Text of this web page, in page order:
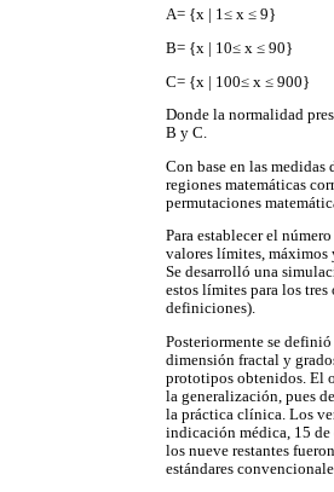
A= {x | 1≤ x ≤ 9}
B= {x | 10≤ x ≤ 90}
C= {x | 100≤ x ≤ 900}
Donde la normalidad
B y C.
Con base en las
regiones matemáticas
permutaciones
Para establecer el
valores límites, máximos
Se desarrolló una
estos límites para los
definiciones).
Posteriormente se
dimensión fractal y
prototipos obtenidos. El
la generalización, pues
la práctica clínica. Los
indicación médica, 15
los nueve restantes
estándares